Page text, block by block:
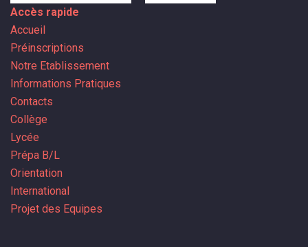
Accès rapide
Accueil
Préinscriptions
Notre Etablissement
Informations Pratiques
Contacts
Collège
Lycée
Prépa B/L
Orientation
International
Projet des Equipes